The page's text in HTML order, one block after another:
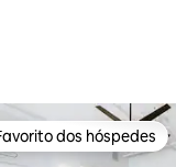
4,99 em 5 estrelas,
dos hóspedes
dos hóspedes